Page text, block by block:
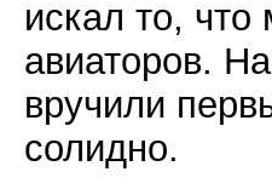
искал то,
авиаторов.
вручили
солидно.